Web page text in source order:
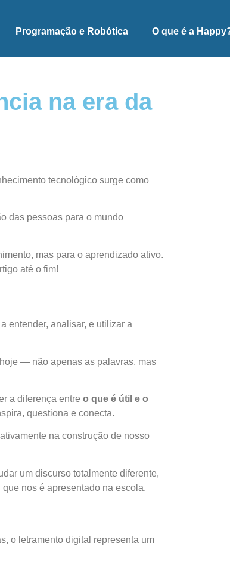
Programação e Robótica O que é a
na era da
tecnológico surge como
das pessoas para o mundo
mas para o aprendizado ativo.
até o fim!
entender, analisar, e utilizar a
— não apenas as palavras, mas
a diferença entre o que é útil e o
questiona e conecta.
na construção de nosso
um discurso totalmente diferente,
nos é apresentado na escola.
o letramento digital representa um